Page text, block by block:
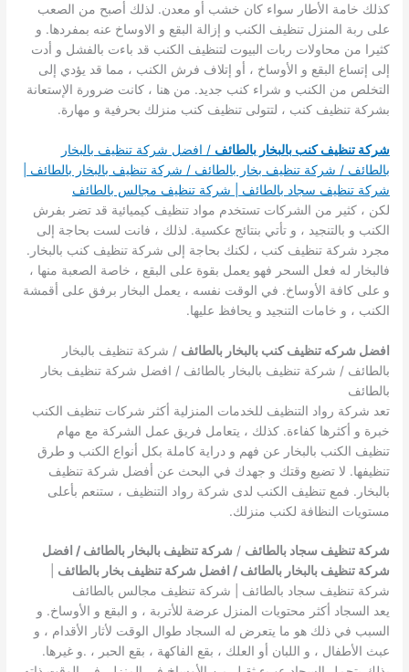
كذلك خامة الأطار سواء كان خشب أو معدن. لذلك أصبح من الصعب
على ربة المنزل تنظيف الكنب و إزالة البقع و الاوساخ عنه بمفردها. و
كثيرا من محاولات ربات البيوت لتنظيف الكنب قد باءت بالفشل و أدت
إلى إتساع البقع و الأوساخ ، أو إتلاف فرش الكنب ، مما قد يؤدي إلى
التخلص من الكنب و شراء كنب جديد. من هنا ، كانت ضرورة الإستعانة
بشركة تنظيف كنب ، لتتولى تنظيف كنب منزلك بحرفية و مهارة.
شركة تنظيف كنب بالبخار بالطائف / افضل شركة تنظيف بالبخار
بالطائف / شركة تنظيف بخار بالطائف / شركة تنظيف بالبخار بالطائف |
شركة تنظيف سجاد بالطائف | شركة تنظيف مجالس بالطائف
لكن ، كثير من الشركات تستخدم مواد تنظيف كيميائية قد تضر بفرش
الكنب و بالتنجيد ، و تأتي بنتائج عكسية. لذلك ، فانت لست بحاجة إلى
مجرد شركة تنظيف كنب ، لكنك بحاجة إلى شركة تنظيف كنب بالبخار.
فالبخار له فعل السحر فهو يعمل بقوة على البقع ، خاصة الصعبة منها ،
و على كافة الأوساخ. في الوقت نفسه ، يعمل البخار برفق على أقمشة
الكنب ، و خامات التنجيد و يحافظ عليها.
افضل شركه تنظيف كنب بالبخار بالطائف / شركة تنظيف بالبخار
بالطائف / شركة تنظيف بالبخار بالطائف / افضل شركة تنظيف بخار
بالطائف
تعد شركة رواد التنظيف للخدمات المنزلية أكثر شركات تنظيف الكنب
خبرة و أكثرها كفاءة. كذلك ، يتعامل فريق عمل الشركة مع مهام
تنظيف الكنب بالبخار عن فهم و دراية كاملة بكل أنواع الكنب و طرق
تنظيفها. لا تضيع وقتك و جهدك في البحث عن أفضل شركة تنظيف
بالبخار. فمع تنظيف الكنب لدى شركة رواد التنظيف ، ستنعم بأعلى
مستويات النظافة لكنب منزلك.
شركة تنظيف سجاد بالطائف / شركة تنظيف بالبخار بالطائف / افضل
شركة تنظيف بالبخار بالطائف / افضل شركة تنظيف بخار بالطائف
شركة تنظيف سجاد بالطائف | شركة تنظيف مجالس بالطائف
يعد السجاد أكثر محتويات المنزل عرضة للأتربة ، و البقع و الأوساخ. و
السبب في ذلك هو ما يتعرض له السجاد طوال الوقت لأثار الأقدام ، و
عبث الأطفال ، و اللبان أو العلك ، بقع الفاكهة ، بقع الحبر ، .و غيرها.